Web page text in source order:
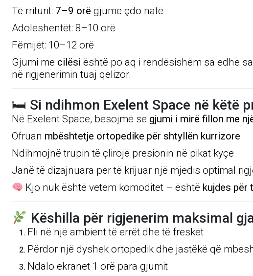
Të rriturit: 7–9 orë gjumë çdo natë
Adoleshentët: 8–10 orë
Fëmijët: 10–12 orë
Gjumi me cilësi është po aq i rëndësishëm sa edhe
në rigjenerimin tuaj qelizor.
🛏 Si ndihmon Exelent Space në këtë
Në Exelent Space, besojmë se gjumi i mirë fillon me
Ofruan mbështetje ortopedike për shtyllën kurrizore
Ndihmojnë trupin të çlirojë presionin në pikat kyçe
Janë të dizajnuara për të krijuar një mjedis optimal
Kjo nuk është vetëm komoditet – është kujdes për
Këshilla për rigjenerim maksimal
Fli në një ambient të errët dhe të freskët
Përdor një dyshek ortopedik dhe jastëkë që
Ndalo ekranet 1 orë para gjumit